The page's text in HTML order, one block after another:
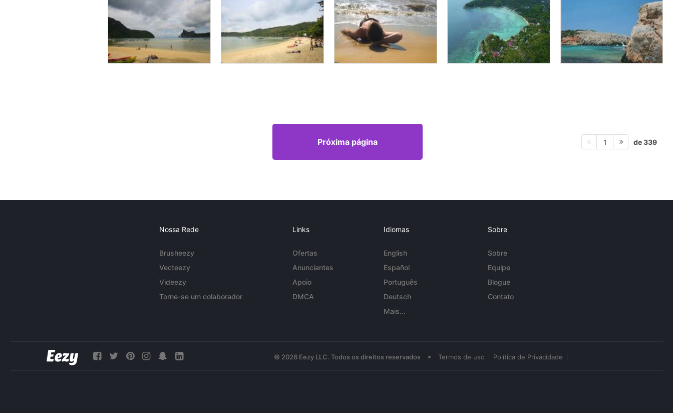
Próxima página 1 de 339
Nossa Rede
Brusheezy
Vecteezy
Videezy
Torne-se um colaborador
Links
Ofertas
Anunciantes
Apoio
DMCA
Idiomas
English
Español
Português
Deutsch
Mais...
Sobre
Sobre
Equipe
Blogue
Contato
© 2026 Eezy LLC. Todos os direitos reservados • Termos de uso Política de Privacidade